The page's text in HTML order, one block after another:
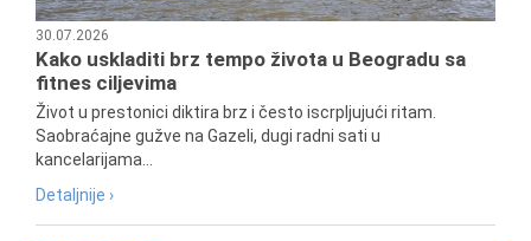
30.07.2026
Kako uskladiti brz tempo života u Beogradu sa
fitnes ciljevima
Život u prestonici diktira brz i često iscrpljujući ritam.
Saobraćajne gužve na Gazeli, dugi radni sati u
kancelarijama...
Detaljnije ›